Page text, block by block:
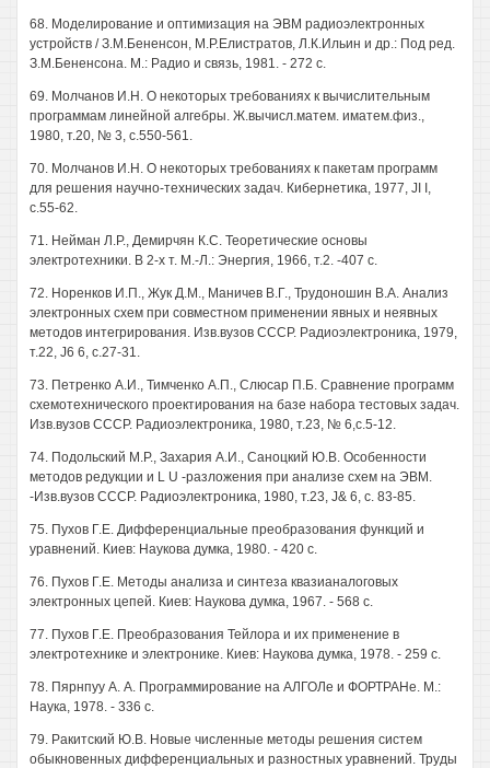
68. Моделирование и оптимизация на ЭВМ радиоэлектронных
устройств / З.М.Бененсон, М.Р.Елистратов, Л.К.Ильин и др.: Под ред.
З.М.Бененсона. М.: Радио и связь, 1981. - 272 с.
69. Молчанов И.Н. О некоторых требованиях к вычислительным
программам линейной алгебры. Ж.вычисл.матем. иматем.физ.,
1980, т.20, № 3, с.550-561.
70. Молчанов И.Н. О некоторых требованиях к пакетам программ
для решения научно-технических задач. Кибернетика, 1977, JI I,
с.55-62.
71. Нейман Л.Р., Демирчян К.С. Теоретические основы
электротехники. В 2-х т. М.-Л.: Энергия, 1966, т.2. -407 с.
72. Норенков И.П., Жук Д.М., Маничев В.Г., Трудоношин В.А. Анализ
электронных схем при совместном применении явных и неявных
методов интегрирования. Изв.вузов СССР. Радиоэлектроника, 1979,
т.22, J6 6, с.27-31.
73. Петренко А.И., Тимченко А.П., Слюсар П.Б. Сравнение программ
схемотехнического проектирования на базе набора тестовых задач.
Изв.вузов СССР. Радиоэлектроника, 1980, т.23, № 6,с.5-12.
74. Подольский М.Р., Захария А.И., Саноцкий Ю.В. Особенности
методов редукции и L U -разложения при анализе схем на ЭВМ.
-Изв.вузов СССР. Радиоэлектроника, 1980, т.23, J& 6, с. 83-85.
75. Пухов Г.Е. Дифференциальные преобразования функций и
уравнений. Киев: Наукова думка, 1980. - 420 с.
76. Пухов Г.Е. Методы анализа и синтеза квазианалоговых
электронных цепей. Киев: Наукова думка, 1967. - 568 с.
77. Пухов Г.Е. Преобразования Тейлора и их применение в
электротехнике и электронике. Киев: Наукова думка, 1978. - 259 с.
78. Пярнпуу А. А. Программирование на АЛГОЛе и ФОРТРАНе. М.:
Наука, 1978. - 336 с.
79. Ракитский Ю.В. Новые численные методы решения систем
обыкновенных дифференциальных и разностных уравнений. Труды